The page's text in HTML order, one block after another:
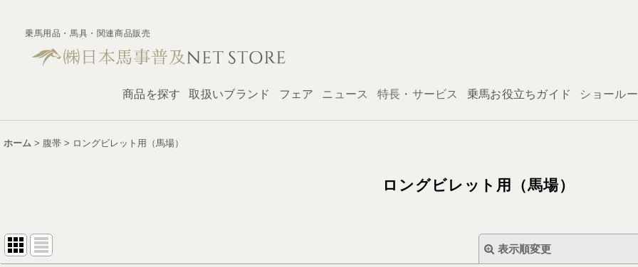
乗馬用品・馬具・関連商品販売
商品を探す 取扱いブランド フェア ニュース 特長・サービス 乗馬お役立ちガイド ショール
ホーム > 腹帯 > ロングビレット用（馬場）
ロングビレット用（馬場）
表示順変更